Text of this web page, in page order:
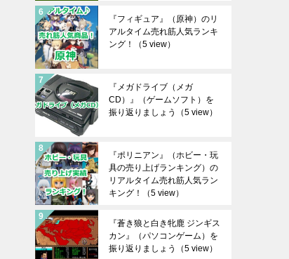
『フィギュア』（原神）のリ
アルタイム売れ筋人気ランキ
ング！
（5 view）
『メガドライブ（メガ
CD）』（ゲームソフト）を
振り返りましょう
（5 view）
『ポリニアン』（ホビー・玩
具の売り上げランキング）の
リアルタイム売れ筋人気ラン
キング！
（5 view）
『蒼き狼と白き牝鹿 ジンギス
カン』（パソコンゲーム）を
振り返りましょう
（5 view）